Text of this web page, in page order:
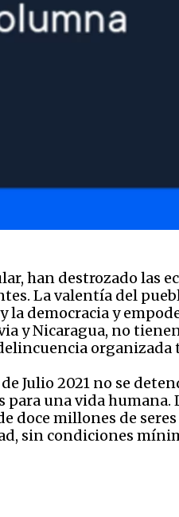
han destrozado las
La valentía del
la democracia y
y Nicaragua, no
organizada
Julio 2021 no se
una vida humana.
doce millones de
sin condiciones